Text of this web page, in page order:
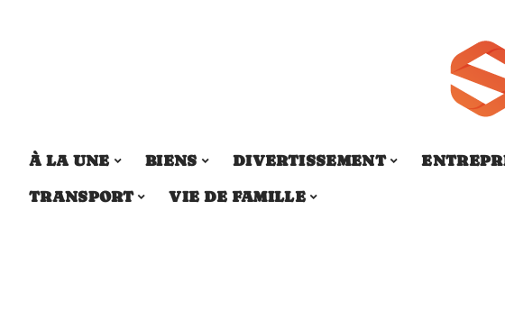
À LA UNE BIENS DIVERTISSEMENT
TRANSPORT
VIE DE FAMILLE